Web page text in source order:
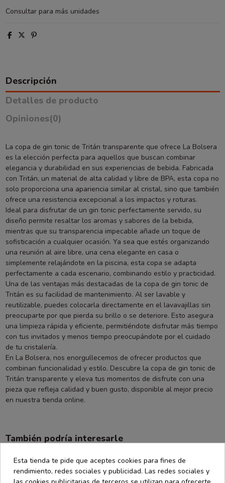
Consultar para más unidades
Descripción
Detalles de producto
Opiniones(0)
La copa de gin tonic de Tritán transparente que ofrece La Bolsera
es la elección perfecta para aquellos que buscan combinar
elegancia y durabilidad en sus experiencias de bebida. Fabricada
con Tritán, un material de alta calidad y libre de BPA, esta copa no
solo proporciona una apariencia similar al cristal, sino que también
ofrece una resistencia excepcional a los impactos y roturas.
Ideal para disfrutar de un gin tonic perfectamente servido, su
diseño permite resaltar los aromas y sabores de la bebida,
mientras que su transparencia impecable añade un toque de
sofisticación a cualquier ocasión. Ya sea que estés organizando
una reunión al aire libre, una cena elegante en casa o
simplemente relajándote en la piscina, esta copa se adapta
perfectamente a cada escenario, combinando estilo y practicidad.
Una de las ventajas más destacadas de la copa de gin tonic de
Tritán es su facilidad de mantenimiento. Al ser lavable y
reutilizable, puedes colocarla directamente en el lavavajillas sin
preocuparte por que pierda su brillo o se deteriore. Esto asegura
una limpieza rápida y eficiente, permitiéndote disfrutar más tiempo
con tus invitados y menos tiempo preocupándote por el cuidado
de tu cristalería.
En La Bolsera, nos enorgullecemos de ofrecer productos que
combinan funcionalidad y estilo. Descubre la copa de gin tonic de
Tritán transparente y eleva tus momentos de disfrute con una
pieza que refleja calidad y buen gusto, disponible al mejor precio
en nuestra tienda online.
También podría interesarle
Esta tienda te pide que aceptes cookies para fines de
rendimiento, redes sociales y publicidad. Las redes sociales y